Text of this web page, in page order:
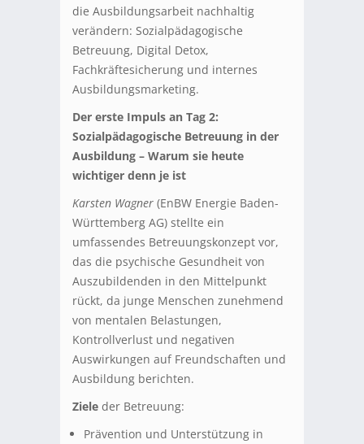
die Ausbildungsarbeit nachhaltig
verändern: Sozialpädagogische
Betreuung, Digital Detox,
Fachkräftesicherung und internes
Ausbildungsmarketing.
Der erste Impuls an Tag 2:
Sozialpädagogische Betreuung in der
Ausbildung – Warum sie heute
wichtiger denn je ist
Karsten Wagner (EnBW Energie Baden-
Württemberg AG) stellte ein
umfassendes Betreuungskonzept vor,
das die psychische Gesundheit von
Auszubildenden in den Mittelpunkt
rückt, da junge Menschen zunehmend
von mentalen Belastungen,
Kontrollverlust und negativen
Auswirkungen auf Freundschaften und
Ausbildung berichten.
Ziele der Betreuung:
Prävention und Unterstützung in